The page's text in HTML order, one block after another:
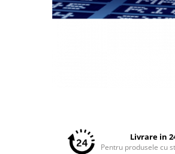
Capete imprimare
Tonere compatibile
Cartuse compatibile
Livrare in
Pentru produsele cu